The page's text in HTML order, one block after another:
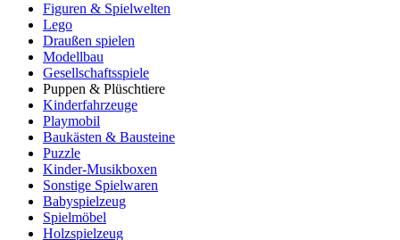
Figuren & Spielwelten
Lego
Draußen spielen
Modellbau
Gesellschaftsspiele
Puppen & Plüschtiere
Kinderfahrzeuge
Playmobil
Baukästen & Bausteine
Puzzle
Kinder-Musikboxen
Sonstige Spielwaren
Babyspielzeug
Spielmöbel
Holzspielzeug